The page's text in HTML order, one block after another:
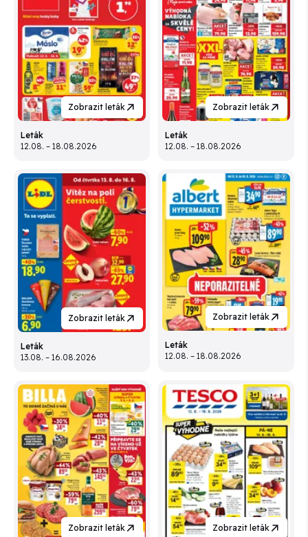
Zobrazit leták
Leták
12.08. – 18.08.2026
Zobrazit leták
Leták
12.08. – 18.08.2026
Zobrazit leták
Leták
13.08. – 16.08.2026
Zobrazit leták
Leták
12.08. – 18.08.2026
Zobrazit leták Zobrazit leták